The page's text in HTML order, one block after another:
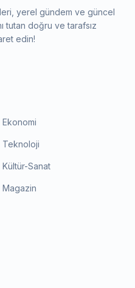
yerel gündem ve güncel
tutan doğru ve tarafsız
edin!
Ekonomi
Teknoloji
Kültür-Sanat
Magazin